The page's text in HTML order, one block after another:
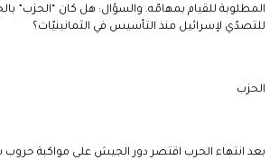
المطلوبة للقيام بمهامّه. والسؤال: هل كان “الحزب”
للتصدّي لإسرائيل منذ التأسيس في الثمانينيّات؟
الحزب
بعد انتهاء الحرب اقتصر دور الجيش على مواكبة